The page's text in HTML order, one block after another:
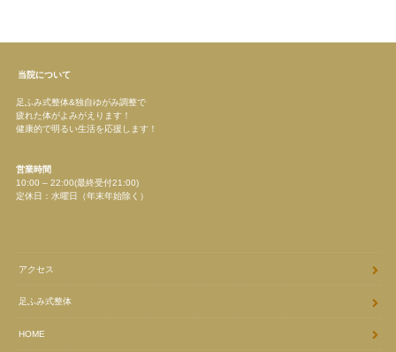
当院について
足ふみ式整体&独自ゆがみ調整で
疲れた体がよみがえります！
健康的で明るい生活を応援します！
営業時間
10:00 – 22:00(最終受付21:00)
定休日：水曜日（年末年始除く）
アクセス
足ふみ式整体
HOME